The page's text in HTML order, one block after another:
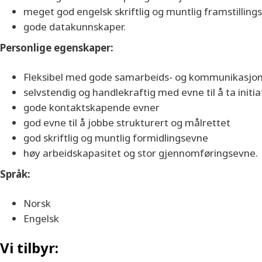
meget god engelsk skriftlig og muntlig
gode datakunnskaper.
Personlige egenskaper:
Fleksibel med gode samarbeids- og
selvstendig og handlekraftig med evne til å ta
gode kontaktskapende evner
god evne til å jobbe strukturert og målrettet
god skriftlig og muntlig formidlingsevne
høy arbeidskapasitet og stor gjennomføringsevne.
Språk:
Norsk
Engelsk
Vi tilbyr: